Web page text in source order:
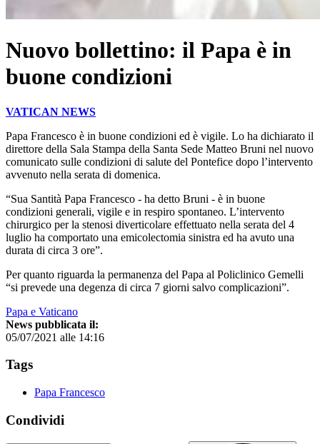
Nuovo bollettino: il Papa è in
buone condizioni
VATICAN NEWS
Papa Francesco è in buone condizioni ed è vigile. Lo ha dichiarato il
direttore della Sala Stampa della Santa Sede Matteo Bruni nel nuovo
comunicato sulle condizioni di salute del Pontefice dopo l’intervento
avvenuto nella serata di domenica.
“Sua Santità Papa Francesco - ha detto Bruni - è in buone
condizioni generali, vigile e in respiro spontaneo. L’intervento
chirurgico per la stenosi diverticolare effettuato nella serata del 4
luglio ha comportato una emicolectomia sinistra ed ha avuto una
durata di circa 3 ore”.
Per quanto riguarda la permanenza del Papa al Policlinico Gemelli
“si prevede una degenza di circa 7 giorni salvo complicazioni”.
Papa e Vaticano
News pubblicata il:
05/07/2021 alle 14:16
Tags
Papa Francesco
Condividi